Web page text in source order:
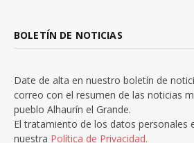
BOLETÍN DE NOTICIAS
Date de alta en nuestro boletín de
correo con el resumen de las noticias
pueblo Alhaurín el Grande.
El tratamiento de los datos personales
nuestra Política de Privacidad.